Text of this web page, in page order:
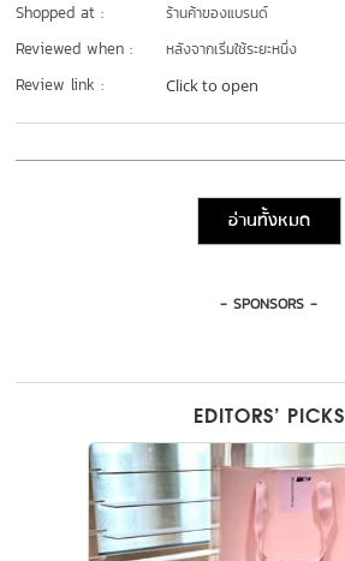
Shopped at : ร้านค้าของแบรนด์
Reviewed when : หลังจากเริ่มใช้ระยะหนึ่ง
Review link : Click to open
อ่านทั้งหมด
- SPONSORS -
EDITORS’ PICKS